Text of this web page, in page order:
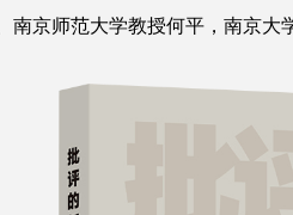
南京师范大学教授何平 ，南京大